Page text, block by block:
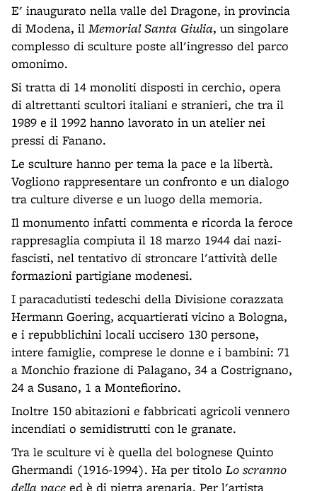
E' inaugurato nella valle del Dragone, in provincia
di Modena, il Memorial Santa Giulia, un singolare
complesso di sculture poste all'ingresso del parco
omonimo.
Si tratta di 14 monoliti disposti in cerchio, opera
di altrettanti scultori italiani e stranieri, che tra il
1989 e il 1992 hanno lavorato in un atelier nei
pressi di Fanano.
Le sculture hanno per tema la pace e la libertà.
Vogliono rappresentare un confronto e un dialogo
tra culture diverse e un luogo della memoria.
Il monumento infatti commenta e ricorda la feroce
rappresaglia compiuta il 18 marzo 1944 dai nazi-
fascisti, nel tentativo di stroncare l'attività delle
formazioni partigiane modenesi.
I paracadutisti tedeschi della Divisione corazzata
Hermann Goering, acquartierati vicino a Bologna,
e i repubblichini locali uccisero 130 persone,
intere famiglie, comprese le donne e i bambini: 71
a Monchio frazione di Palagano, 34 a Costrignano,
24 a Susano, 1 a Montefiorino.
Inoltre 150 abitazioni e fabbricati agricoli vennero
incendiati o semidistrutti con le granate.
Tra le sculture vi è quella del bolognese Quinto
Ghermandi (1916-1994). Ha per titolo Lo scranno
della pace ed è di pietra arenaria. Per l'artista